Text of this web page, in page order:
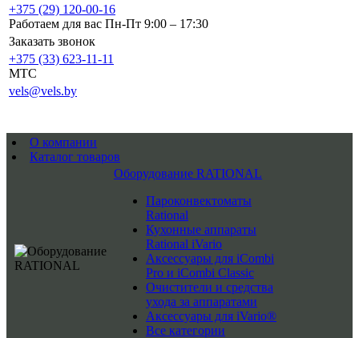
+375 (29) 120-00-16
Работаем для вас Пн-Пт 9:00 – 17:30
Заказать звонок
+375 (33) 623-11-11
MTC
vels@vels.by
О компании
Каталог товаров
Оборудование RATIONAL
Пароконвектоматы
Rational
Кухонные аппараты
Rational iVario
Аксессуары для iCombi
Pro и iCombi Classic
Очистители и средства
ухода за аппаратами
Аксессуары для iVario®
Все категории